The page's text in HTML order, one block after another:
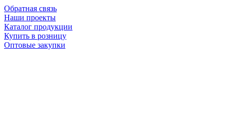
Обратная связь
Наши проекты
Каталог продукции
Купить в розницу
Оптовые закупки